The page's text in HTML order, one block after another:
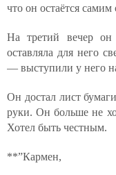
что он остаётся самим
На третий вечер
оставляла для него
— выступили у него
Он достал лист
руки. Он больше не
Хотел быть честным.
**”Кармен,